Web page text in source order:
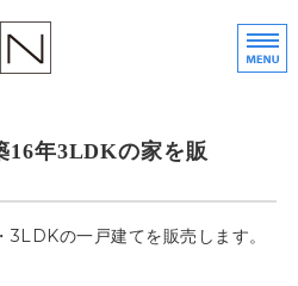
株
16年3LDKの家を販
3LDKの一戸建てを販売します。